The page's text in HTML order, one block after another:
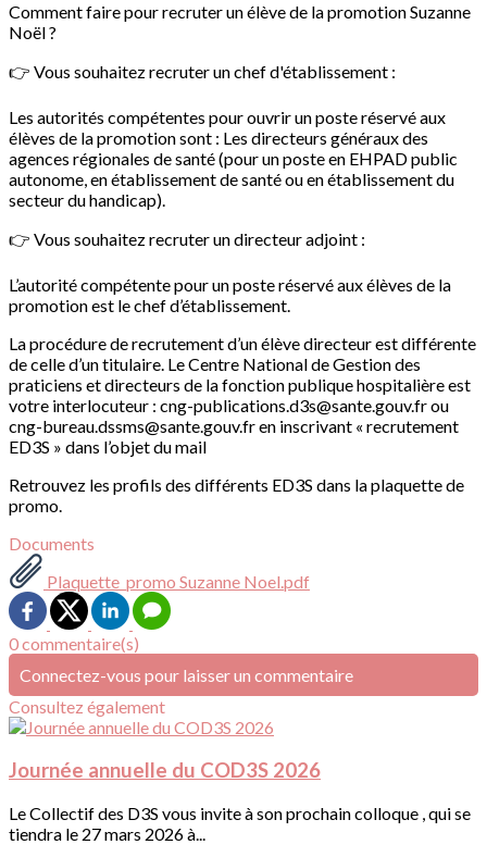
Comment faire pour recruter un élève de la promotion Suzanne
Noël ?
👉 Vous souhaitez recruter un chef d'établissement :
Les autorités compétentes pour ouvrir un poste réservé aux
élèves de la promotion sont : Les directeurs généraux des
agences régionales de santé (pour un poste en EHPAD public
autonome, en établissement de santé ou en établissement du
secteur du handicap).
👉 Vous souhaitez recruter un directeur adjoint :
L’autorité compétente pour un poste réservé aux élèves de la
promotion est le chef d’établissement.
La procédure de recrutement d’un élève directeur est différente
de celle d’un titulaire. Le Centre National de Gestion des
praticiens et directeurs de la fonction publique hospitalière est
votre interlocuteur : cng-publications.d3s@sante.gouv.fr ou
cng-bureau.dssms@sante.gouv.fr en inscrivant « recrutement
ED3S » dans l’objet du mail
Retrouvez les profils des différents ED3S dans la plaquette de
promo.
Documents
Plaquette_promo Suzanne Noel.pdf
0 commentaire(s)
Connectez-vous pour laisser un commentaire
Consultez également
Journée annuelle du COD3S 2026
Le Collectif des D3S vous invite à son prochain colloque , qui se
tiendra le 27 mars 2026 à...